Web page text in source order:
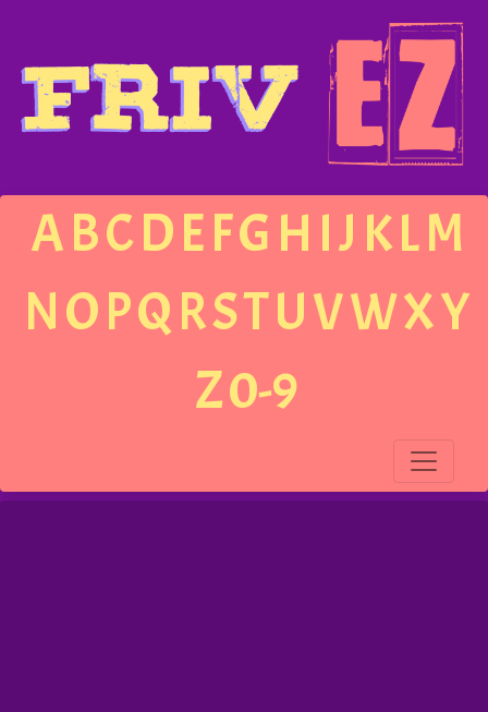
ABCDEFGH IJ KLM
NOPQRSTUVWXY
Z0-9